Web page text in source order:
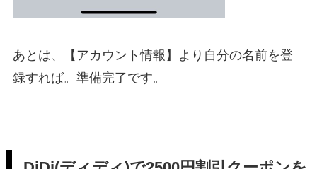
あとは、【アカウント情報】より自分の名前を登
録すれば。準備完了です。